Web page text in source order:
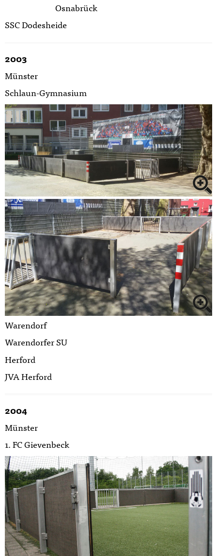
Osnabrück
SSC Dodesheide
2003
Münster
Schlaun-Gymnasium
Warendorf
Warendorfer SU
Herford
JVA Herford
2004
Münster
1. FC Gievenbeck